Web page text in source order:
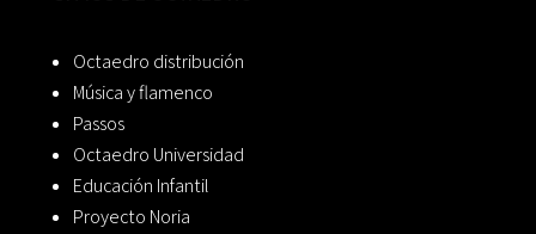
Octaedro distribución
Música y flamenco
Passos
Octaedro Universidad
Educación Infantil
Proyecto Noria